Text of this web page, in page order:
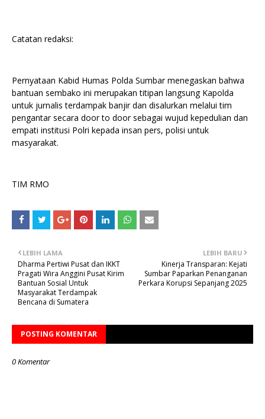
Catatan redaksi:
Pernyataan Kabid Humas Polda Sumbar menegaskan bahwa
bantuan sembako ini merupakan titipan langsung Kapolda
untuk jurnalis terdampak banjir dan disalurkan melalui tim
pengantar secara door to door sebagai wujud kepedulian dan
empati institusi Polri kepada insan pers, polisi untuk
masyarakat.
TIM RMO
LEBIH BARU
Kinerja Transparan: Kejati
Sumbar Paparkan Penanganan
Perkara Korupsi Sepanjang 2025
LEBIH LAMA
Dharma Pertiwi Pusat dan IKKT
Pragati Wira Anggini Pusat Kirim
Bantuan Sosial Untuk
Masyarakat Terdampak
Bencana di Sumatera
POSTING KOMENTAR
0 Komentar